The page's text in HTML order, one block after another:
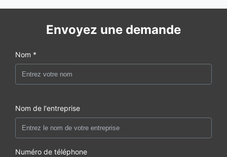
Envoyez une demande
Nom *
Nom de l'entreprise
Numéro de téléphone